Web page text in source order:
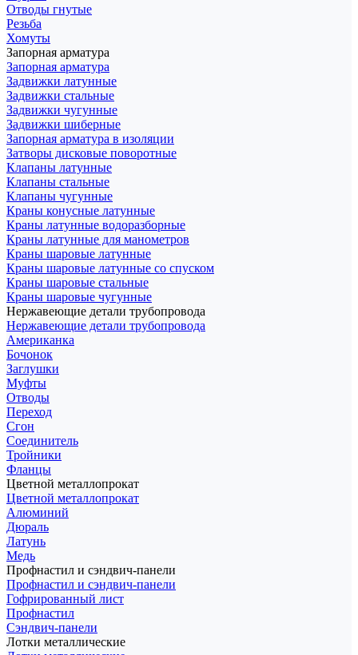
Отводы гнутые
Резьба
Хомуты
Запорная арматура
Запорная арматура
Задвижки латунные
Задвижки стальные
Задвижки чугунные
Задвижки шиберные
Запорная арматура в изоляции
Затворы дисковые поворотные
Клапаны латунные
Клапаны стальные
Клапаны чугунные
Краны конусные латунные
Краны латунные водоразборные
Краны латунные для манометров
Краны шаровые латунные
Краны шаровые латунные со спуском
Краны шаровые стальные
Краны шаровые чугунные
Нержавеющие детали трубопровода
Нержавеющие детали трубопровода
Американка
Бочонок
Заглушки
Муфты
Отводы
Переход
Сгон
Соединитель
Тройники
Фланцы
Цветной металлопрокат
Цветной металлопрокат
Алюминий
Дюраль
Латунь
Медь
Профнастил и сэндвич-панели
Профнастил и сэндвич-панели
Гофрированный лист
Профнастил
Сэндвич-панели
Лотки металлические